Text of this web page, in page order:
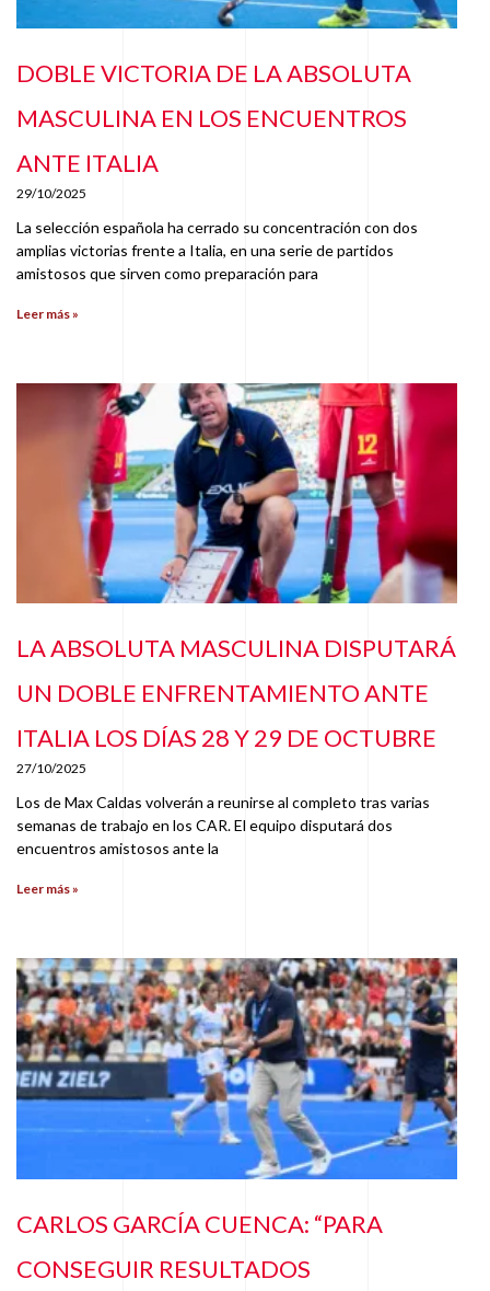
DOBLE VICTORIA DE LA ABSOLUTA
MASCULINA EN LOS ENCUENTROS
ANTE ITALIA
29/10/2025
La selección española ha cerrado su concentración con dos
amplias victorias frente a Italia, en una serie de partidos
amistosos que sirven como preparación para
Leer más »
LA ABSOLUTA MASCULINA DISPUTARÁ
UN DOBLE ENFRENTAMIENTO ANTE
ITALIA LOS DÍAS 28 Y 29 DE OCTUBRE
27/10/2025
Los de Max Caldas volverán a reunirse al completo tras varias
semanas de trabajo en los CAR. El equipo disputará dos
encuentros amistosos ante la
Leer más »
CARLOS GARCÍA CUENCA: “PARA
CONSEGUIR RESULTADOS